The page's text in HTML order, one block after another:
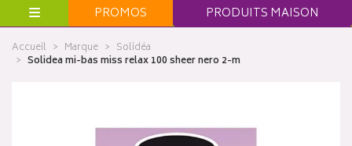
Menu PROMOS PRODUITS MAISON
Accueil Marque
Solidéa
Solidea mi-bas miss relax 100 sheer nero 2-m